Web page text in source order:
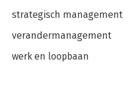
strategisch management
verandermanagement
werk en loopbaan